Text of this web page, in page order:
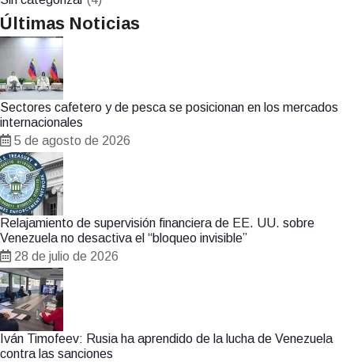
Últimas Noticias
Sectores cafetero y de pesca se posicionan en los mercados
internacionales
5 de agosto de 2026
Relajamiento de supervisión financiera de EE. UU. sobre
Venezuela no desactiva el “bloqueo invisible”
28 de julio de 2026
Iván Timofeev: Rusia ha aprendido de la lucha de Venezuela
contra las sanciones